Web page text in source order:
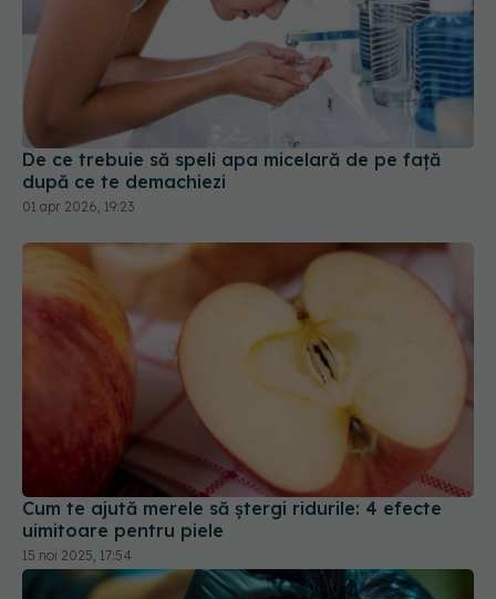
De ce trebuie să speli apa micelară de pe față
după ce te demachiezi
01 apr 2026, 19:23
Cum te ajută merele să ștergi ridurile: 4 efecte
uimitoare pentru piele
15 noi 2025, 17:54